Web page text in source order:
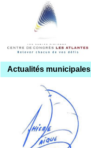
Actualités municipales